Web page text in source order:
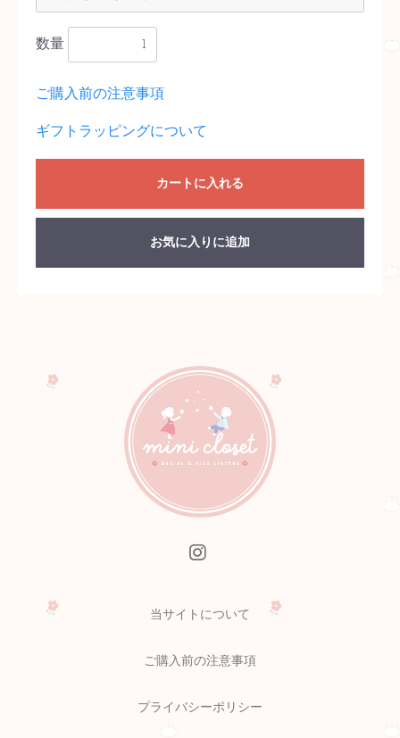
数量
ご購入前の注意事項
ギフトラッピングについて
カートに入れる
お気に入りに追加
当サイトについて
ご購入前の注意事項
プライバシーポリシー